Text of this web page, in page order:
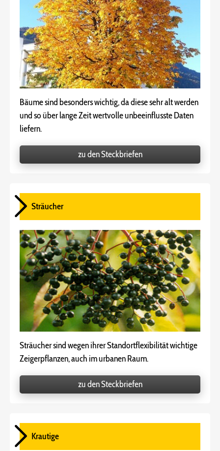
Bäume sind besonders wichtig, da diese sehr alt werden
und so über lange Zeit wertvolle unbeeinflusste Daten
liefern.
zu den Steckbriefen
Sträucher
Sträucher sind wegen ihrer Standortflexibilität wichtige
Zeigerpflanzen, auch im urbanen Raum.
zu den Steckbriefen
Krautige